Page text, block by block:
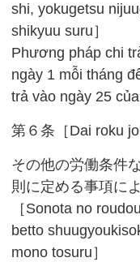
shi, yokugetsu
shikyuu suru］
Phương pháp chi
ngày 1 mỗi tháng
trả vào ngày 25
第６条［Dai roku
その他の労働条件
則に定める事項に
［Sonota no
betto
mono tosuru］